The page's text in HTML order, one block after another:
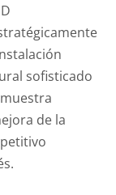
sofisticado
de la